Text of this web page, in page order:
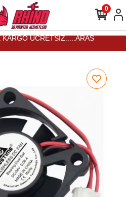
ÜCRETSİZ.....ARAS
0